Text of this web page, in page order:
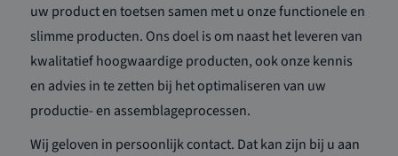
uw product en toetsen samen met u onze functionele en
slimme producten. Ons doel is om naast het leveren van
kwalitatief hoogwaardige producten, ook onze kennis
en advies in te zetten bij het optimaliseren van uw
productie- en assemblageprocessen.
Wij geloven in persoonlijk contact. Dat kan zijn bij u aan